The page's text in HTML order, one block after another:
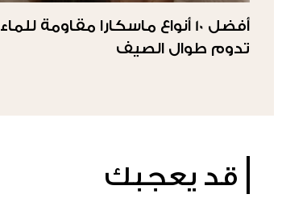
أفضل 10 أنواع ماسكارا مقاومة للماء
تدوم طوال الصيف
قد يعجبك